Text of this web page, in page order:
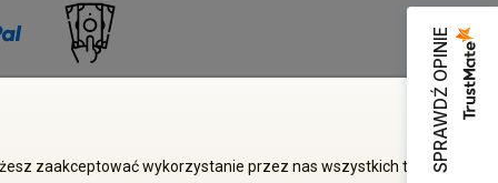
właściciela zabronione SPRAWDŹ OPINIE
zaakceptować wykorzystanie przez nas wszystkich tych